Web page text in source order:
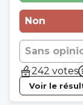
Non
Sans
242 votes
Voir le